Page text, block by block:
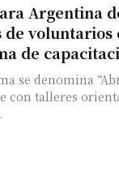
Argentina
de voluntarios
de
se denomina
con talleres